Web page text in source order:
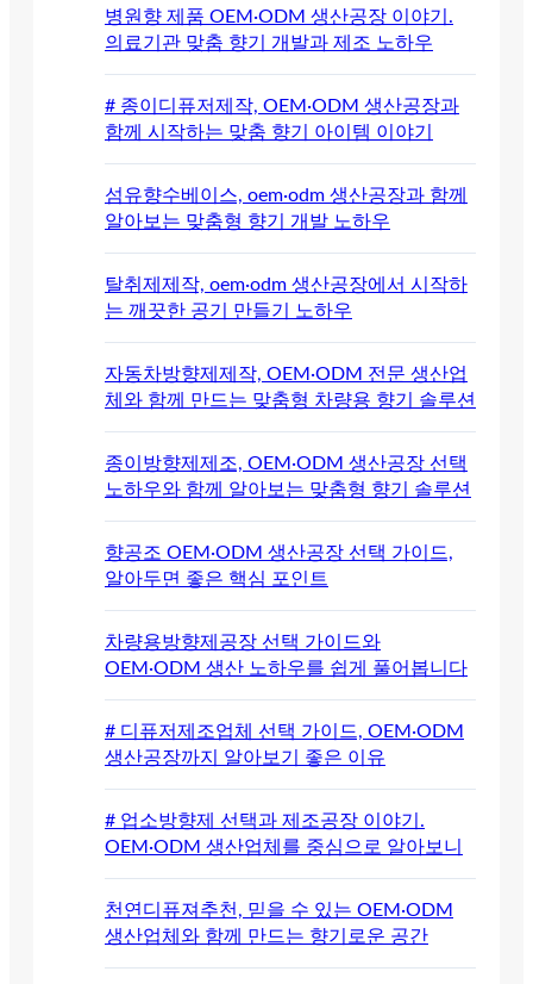
병원향 제품 OEM·ODM 생산공장 이야기.
의료기관 맞춤 향기 개발과 제조 노하우
# 종이디퓨저제작, OEM·ODM 생산공장과
함께 시작하는 맞춤 향기 아이템 이야기
섬유향수베이스, oem·odm 생산공장과 함께
알아보는 맞춤형 향기 개발 노하우
탈취제제작, oem·odm 생산공장에서 시작하
는 깨끗한 공기 만들기 노하우
자동차방향제제작, OEM·ODM 전문 생산업
체와 함께 만드는 맞춤형 차량용 향기 솔루션
종이방향제제조, OEM·ODM 생산공장 선택
노하우와 함께 알아보는 맞춤형 향기 솔루션
향공조 OEM·ODM 생산공장 선택 가이드,
알아두면 좋은 핵심 포인트
차량용방향제공장 선택 가이드와
OEM·ODM 생산 노하우를 쉽게 풀어봅니다
# 디퓨저제조업체 선택 가이드, OEM·ODM
생산공장까지 알아보기 좋은 이유
# 업소방향제 선택과 제조공장 이야기.
OEM·ODM 생산업체를 중심으로 알아보니
천연디퓨져추천, 믿을 수 있는 OEM·ODM
생산업체와 함께 만드는 향기로운 공간